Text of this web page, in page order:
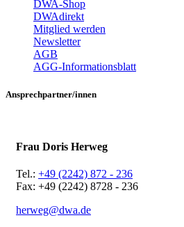
DWA-Shop
DWAdirekt
Mitglied werden
Newsletter
AGB
AGG-Informationsblatt
Ansprechpartner/innen
Frau Doris Herweg
Tel.: +49 (2242) 872 - 236
Fax: +49 (2242) 8728 - 236
herweg@dwa.de